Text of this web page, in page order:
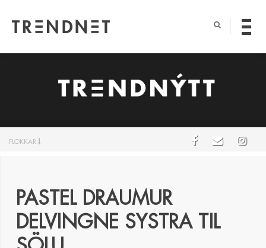
FLOKKAR
PASTEL DRAUMUR
DELVINGNE SYSTRA TIL